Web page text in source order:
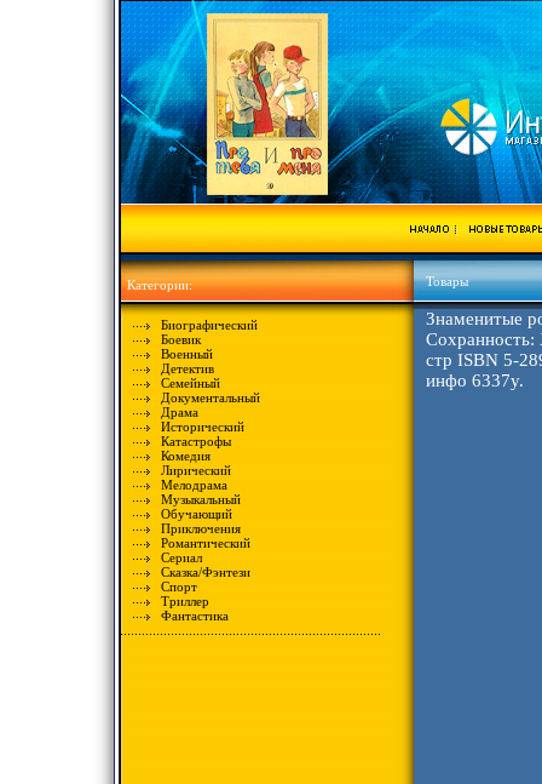
Категории:
Биографический
Боевик
Военный
Детектив
Семейный
Документальный
Драма
Исторический
Катастрофы
Комедия
Лирический
Мелодрама
Музыкальный
Обучающий
Приключения
Романтический
Сериал
Сказка/Фэнтези
Спорт
Триллер
Фантастика
Товары
Знаменитые
стр ISBN 5-
инфо 6337y.